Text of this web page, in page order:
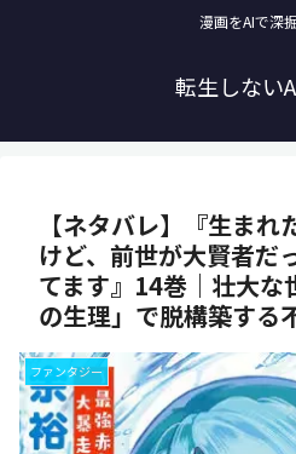
漫画をAIで深
転生しない
【ネタバレ】『生ま
けど、前世が大賢者だ
てます』14巻｜壮大な
の生理」で脱構築する
ファンタジー